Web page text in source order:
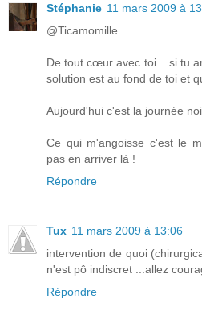
Stéphanie 11 mars 2009 à
@Ticamomille
De tout cœur avec toi... si tu
solution est au fond de toi et
Aujourd'hui c'est la journée
Ce qui m'angoisse c'est le
pas en arriver là !
Répondre
Tux 11 mars 2009 à 13:06
intervention de quoi
n'est pô indiscret ...allez
Répondre